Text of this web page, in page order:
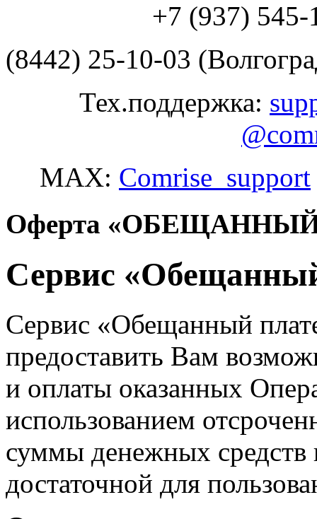
+7 (937)
(8442) 25-10-03
Тех.поддержка:
MAX: Comrise_support
Оферта
Сервис
Сервис «Обещанный
предоставить Вам
и оплаты оказанных
использованием
суммы денежных
достаточной для